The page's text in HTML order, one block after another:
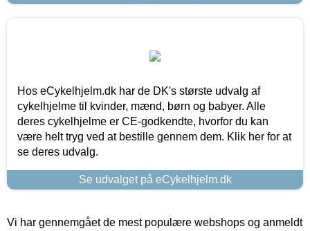
Hos eCykelhjelm.dk har de DK's største udvalg af
cykelhjelme til kvinder, mænd, børn og babyer. Alle
deres cykelhjelme er CE-godkendte, hvorfor du kan
være helt tryg ved at bestille gennem dem. Klik her for at
se deres udvalg.
Se udvalget på eCykelhjelm.dk
Vi har gennemgået de mest populære webshops og anmeldt